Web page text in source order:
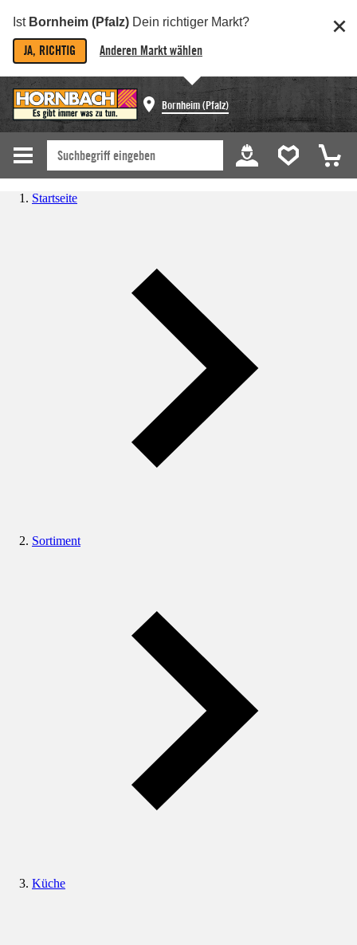
Ist Bornheim (Pfalz) Dein richtiger Markt?
JA, RICHTIG Anderen Markt wählen
Bornheim (Pfalz)
Startseite
Sortiment
Küche